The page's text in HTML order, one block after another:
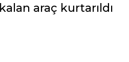
araç kurtarıldı